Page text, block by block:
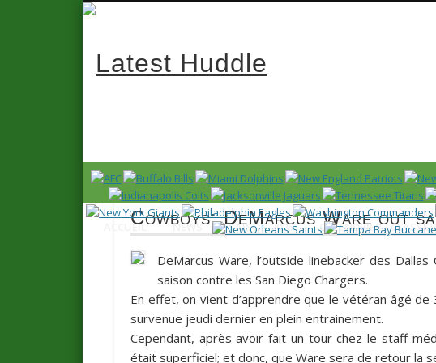
News en français sur la NFL et le Football Américain (Foot US)
ACCUEIL NEWS SAISON 2025 CALENDRIER /
Cowboys: DeMarcus Ware out
DeMarcus Ware, l’outside linebacker des
saison contre les San Diego Chargers.
En effet, on vient d’apprendre que le vétéran âgé
survenue jeudi dernier en plein entrainement.
Cependant, après avoir fait un tour chez le staff
était superficiel; et donc, que Ware sera de retour la